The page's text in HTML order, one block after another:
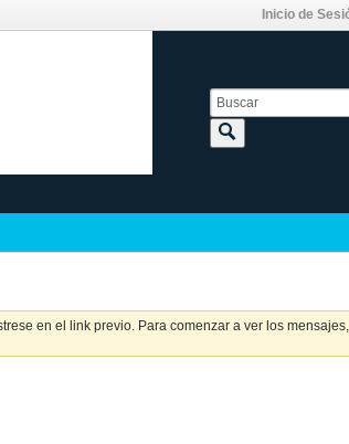
Inicio de
en el link previo. Para comenzar a ver los mensajes,